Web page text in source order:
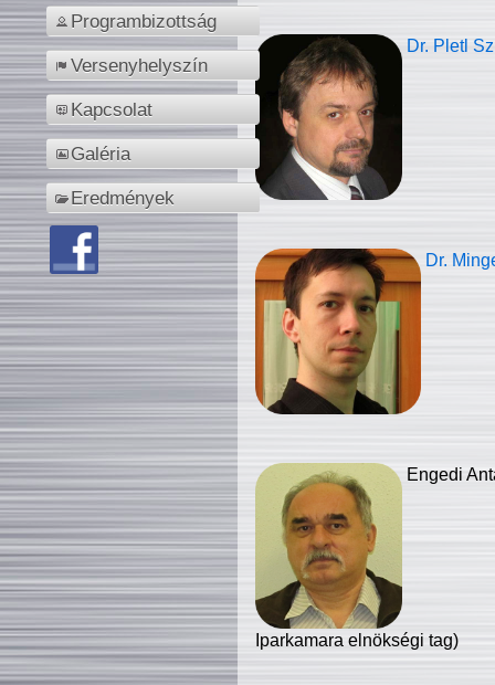
Programbizottság
Versenyhelyszín
Kapcsolat
Galéria
Eredmények
Dr. Pletl
Dr.
Engedi
Iparkamara elnökségi tag)